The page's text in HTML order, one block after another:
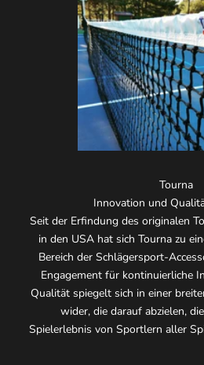
Tourna
Innovation und
Seit der Erfindung des originalen
in den USA hat sich Tourna zu
Bereich der Schlägersport-
Engagement für kontinuierliche
Qualität spiegelt sich in einer
wider, die darauf abzielen,
Spielerlebnis von Sportlern aller